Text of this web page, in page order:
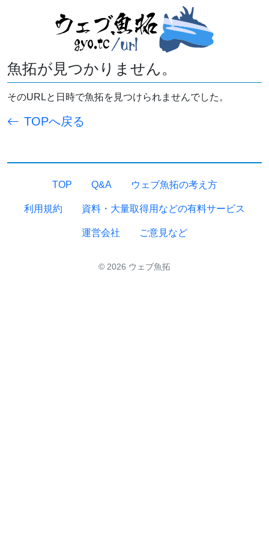
魚拓が見つかりません。
そのURLと日時で魚拓を見つけられませんでした。
TOPへ戻る
TOP Q&A ウェブ魚拓の考え方
利用規約 資料・大量取得用などの有料サービス
運営会社 ご意見など
© 2026 ウェブ魚拓